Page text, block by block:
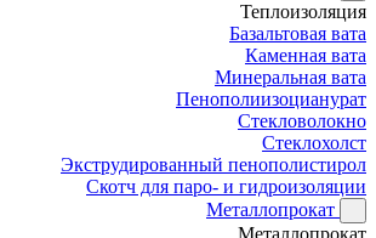
Теплоизоляция
Базальтовая вата
Каменная вата
Минеральная вата
Пенополиизоцианурат
Стекловолокно
Стеклохолст
Экструдированный пенополистирол
Скотч для паро- и гидроизоляции
Металлопрокат
Металлопрокат